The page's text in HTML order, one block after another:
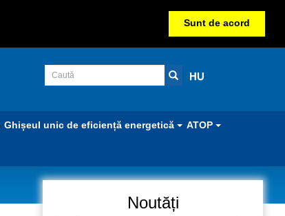
Sunt de acord
HU
Ghișeul unic de eficiență energetică ATOP
Noutăți